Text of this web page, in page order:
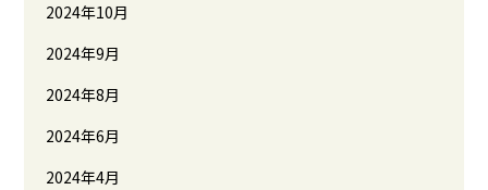
2024年10月
2024年9月
2024年8月
2024年6月
2024年4月